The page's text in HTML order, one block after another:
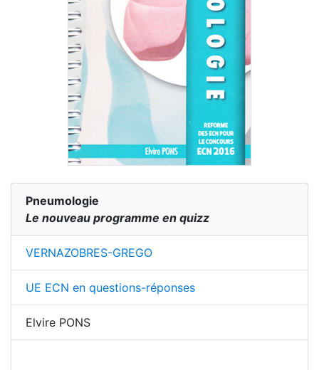
Pneumologie
Le nouveau programme en quizz
VERNAZOBRES-GREGO
UE ECN en questions-réponses
Elvire PONS